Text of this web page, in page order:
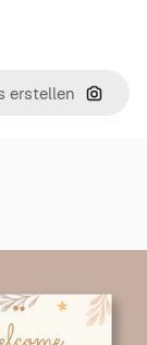
Nach